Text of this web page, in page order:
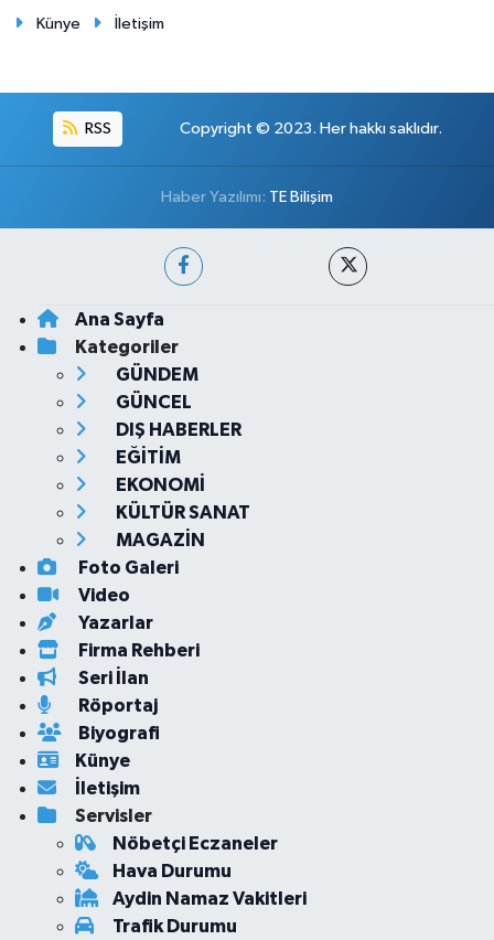
Künye İletişim
RSS Copyright © 2023. Her hakkı saklıdır.
Haber Yazılımı: TE Bilişim
Ana Sayfa
Kategoriler
GÜNDEM
GÜNCEL
DIŞ HABERLER
EĞİTİM
EKONOMİ
KÜLTÜR SANAT
MAGAZİN
Foto Galeri
Video
Yazarlar
Firma Rehberi
Seri İlan
Röportaj
Biyografi
Künye
İletişim
Servisler
Nöbetçi Eczaneler
Hava Durumu
Aydin Namaz Vakitleri
Trafik Durumu